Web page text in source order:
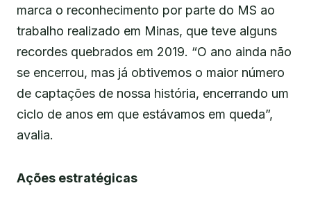
marca o reconhecimento por parte do MS ao
trabalho realizado em Minas, que teve alguns
recordes quebrados em 2019. “O ano ainda não
se encerrou, mas já obtivemos o maior número
de captações de nossa história, encerrando um
ciclo de anos em que estávamos em queda”,
avalia.
Ações estratégicas